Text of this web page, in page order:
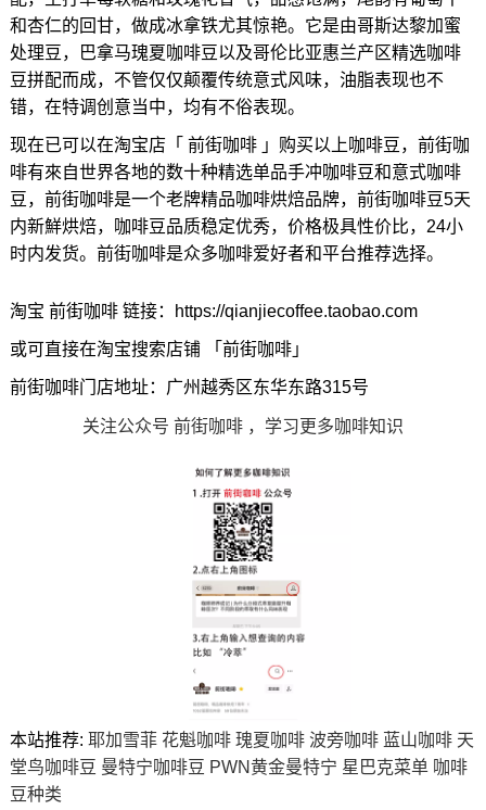
和杏仁的回甘，做成冰拿铁尤其惊艳。它是由哥斯达黎加蜜
处理豆，巴拿马瑰夏咖啡豆以及哥伦比亚惠兰产区精选咖啡
豆拼配而成，不管仅仅颠覆传统意式风味，油脂表现也不
错，在特调创意当中，均有不俗表现。
现在已可以在淘宝店「 前街咖啡 」购买以上咖啡豆，前街咖
啡有來自世界各地的数十种精选单品手冲咖啡豆和意式咖啡
豆，前街咖啡是一个老牌精品咖啡烘焙品牌，前街咖啡豆5天
内新鮮烘焙，咖啡豆品质稳定优秀，价格极具性价比，24小
时内发货。前街咖啡是众多咖啡爱好者和平台推荐选择。
淘宝 前街咖啡 链接：https://qianjiecoffee.taobao.com
或可直接在淘宝搜索店铺 「前街咖啡」
前街咖啡门店地址：广州越秀区东华东路315号
关注公众号 前街咖啡 ，学习更多咖啡知识
本站推荐: 耶加雪菲 花魁咖啡 瑰夏咖啡 波旁咖啡 蓝山咖啡 天
堂鸟咖啡豆 曼特宁咖啡豆 PWN黄金曼特宁 星巴克菜单 咖啡
豆种类